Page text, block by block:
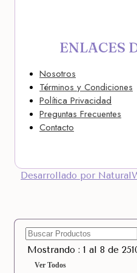
ENLACES
Nosotros
Términos y Condiciones
Política Privacidad
Preguntas Frecuentes
Contacto
Desarrollado por
Mostrando : 1 al 8 de
Ver Todos